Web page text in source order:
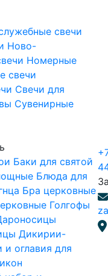
свечи
Ново-
Номерные
свечи
Свечи для
Сувенирные
Баки для святой
Блюда для
Бра церковные
Голгофы
Дикирии-
и оглавия для